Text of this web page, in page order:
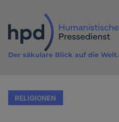
Inhalt
Der säkulare Blick auf die Welt.
RELIGIONEN